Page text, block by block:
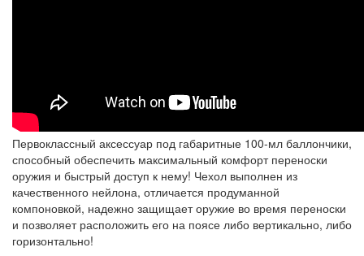
Первоклассный аксессуар под габаритные 100-мл баллончики,
способный обеспечить максимальный комфорт переноски
оружия и быстрый доступ к нему! Чехол выполнен из
качественного нейлона, отличается продуманной
компоновкой, надежно защищает оружие во время переноски
и позволяет расположить его на поясе либо вертикально, либо
горизонтально!